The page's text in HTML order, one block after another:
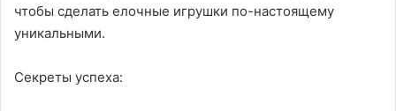
чтобы сделать елочные игрушки по-настоящему
уникальными.
Секреты успеха: